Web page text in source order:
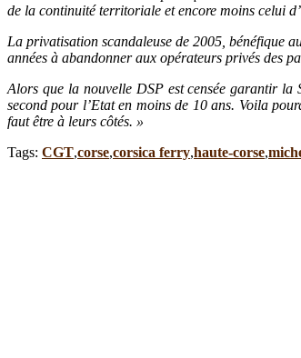
de la continuité territoriale et encore moins celui
La privatisation scandaleuse de 2005, bénéfique
années à abandonner aux opérateurs privés des
Alors que la nouvelle DSP est censée garantir la
second pour l’Etat en moins de 10 ans. Voila
faut être à leurs côtés. »
Tags: CGT,corse,corsica ferry,haute-corse,